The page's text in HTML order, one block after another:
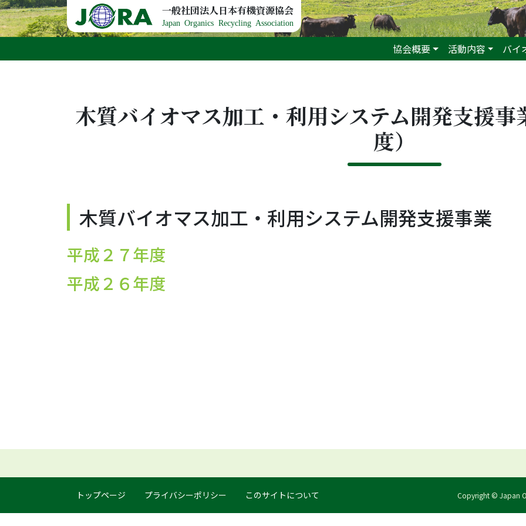
Skip to content 一般社団法人日本有機資源協会
Japan Organics Recycling Association
協会概要 活動内容 バイ
木質バイオマス加工・利用システム開発支援
度）
木質バイオマス加工・利用システム開発支援事業
平成２７年度
平成２６年度
トップページ プライバシーポリシー このサイトについて Copyright © Japan